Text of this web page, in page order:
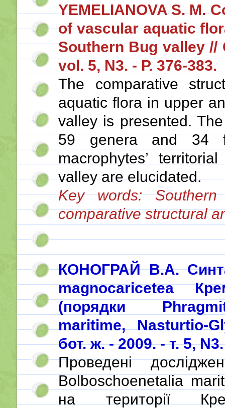
YEMELIANOVA S. M.
of vascular aquatic
Southern Bug valley //
vol. 5, N3. - Р. 376-383.
The comparative
aquatic flora in upper
valley is presented.
59 genera and 34
macrophytes’
valley are elucidated.
Key words:
comparative structural
КОНОГРАЙ В.А.
magnocaricetea
(порядки
maritime, Nasturtio-
бот. ж. - 2009. - т. 5,
Проведені
Bolboschoenetalia
на території